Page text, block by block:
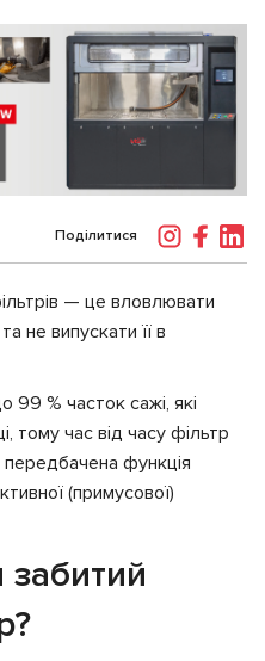
Поділитися
— це вловлювати
не випускати її в
99 % часток сажі, які
тому час від часу фільтр
функція
(примусової)
забитий